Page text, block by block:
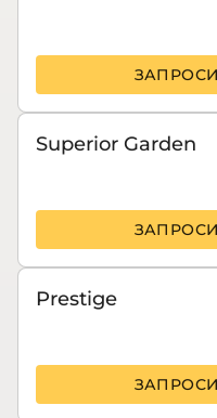
Superior Garden
Prestige